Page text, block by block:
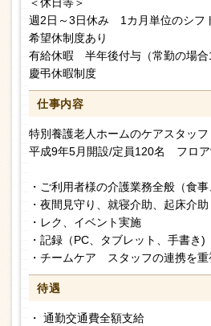
＜休日等＞
週2日～3日休み 1カ月単位のシフ
希望休制度あり
有給休暇 半年後付与（常勤の場合
慶弔休暇制度
仕事内容
特別養護老人ホームのケアスタッフ
平成9年5月開設/定員120名 フロア
・ご利用者様の介護業務全般（食
・夜間見守り、就寝介助、起床介助
・レク、イベント実施
・記録（PC、タブレット、手書き)
・チームケア スタッフの連携を重
待遇
・ 通勤交通費全額支給